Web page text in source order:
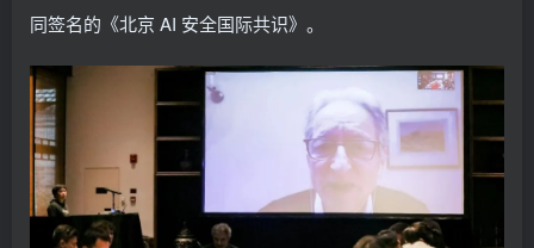
同签名的《北京 AI 安全国际共识》。